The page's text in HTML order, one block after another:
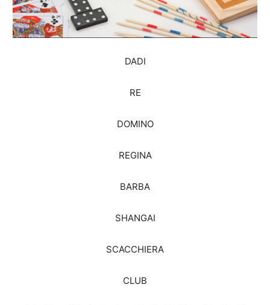
DADI
RE
DOMINO
REGINA
BARBA
SHANGAI
SCACCHIERA
CLUB